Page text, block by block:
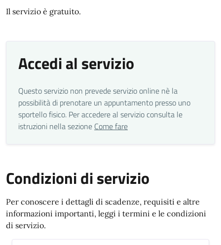
Il servizio è gratuito.
Accedi al servizio
Questo servizio non prevede servizio online nè la
possibilità di prenotare un appuntamento presso uno
sportello fisico. Per accedere al servizio consulta le
istruzioni nella sezione Come fare
Condizioni di servizio
Per conoscere i dettagli di scadenze, requisiti e altre
informazioni importanti, leggi i termini e le condizioni
di servizio.